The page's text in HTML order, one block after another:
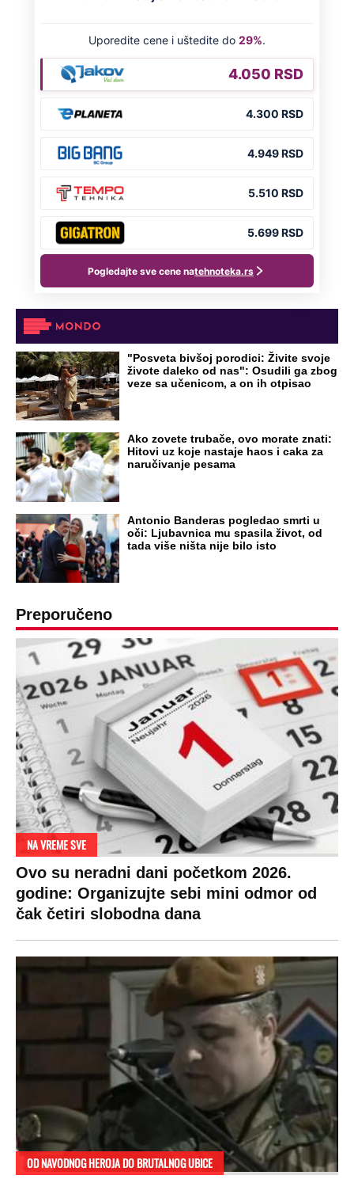
Hitovi uz koje nastaje haos i caka za
Antonio Banderas pogledao smrti u
oči: Ljubavnica mu spasila život, od
Preporučeno
NA VREME SVE
Ovo su neradni dani početkom 2026.
godine: Organizujte sebi mini odmor od
čak četiri slobodna dana
OD NAVODNOG HEROJA DO BRUTALNOG UBICE
GENERAL IVAN STRELJAO SRBE, A
HRVATI GA SLAVILI KAO HEROJA KNINA:
Par godina kasnije išao od kuće do kuće i
UBIJAO!
DRAMA ZBOG LJUBAVNE PRIČE
Zbog svadbe trudne Srpkinje i Albanca
proradio nacionalizam! Popljuvali ih samo
tako: "Ti si svoje srpsko izdala"